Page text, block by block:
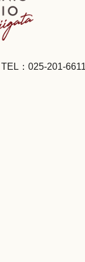
TEL：025-201-